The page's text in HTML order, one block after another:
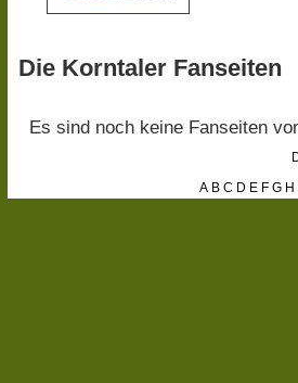
Die Korntaler Fanseiten
Es sind noch keine Fanseiten
A B C D E F G H